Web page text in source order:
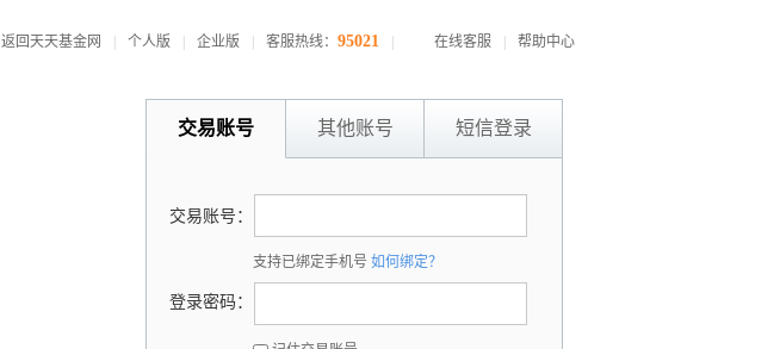
返回天天基金网 个人版 企业版 客服热线： 95021 在线客服 帮助中心
交易账号 其他账号 短信登录
交易账号：
支持已绑定手机号 如何绑定？
登录密码：